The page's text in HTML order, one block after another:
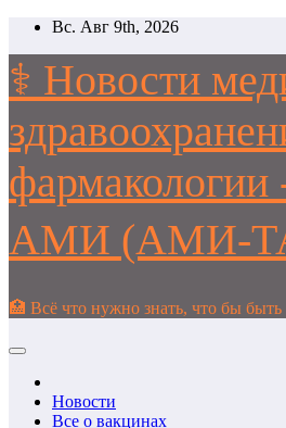
Перейти
содержимому
Вс. Авг 9th, 2026
⚕️ Новости
АМИ (АМИ-
🏥 Всё что нужно знать, что бы быть
Новости
Все о вакцинах